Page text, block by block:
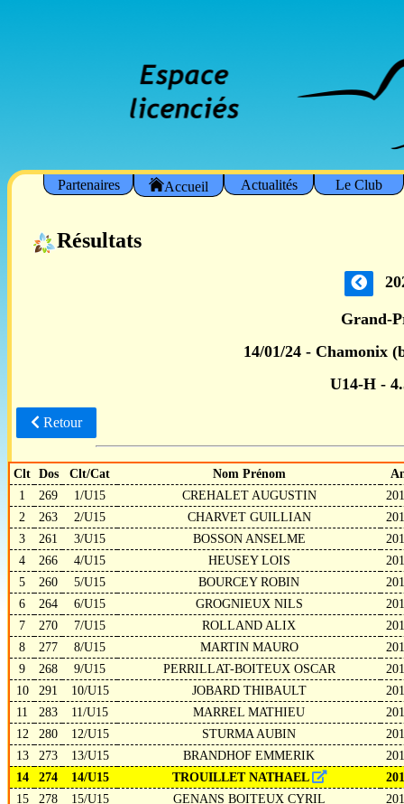
Partenaires Accueil Actualités Le Club
Résultats
Grand-
14/01/24 - Chamonix
U14-H -
Retour
Clt Dos Clt/Cat Nom Prénom
1
269 1/U15 CREHALET AUGUSTIN
2
263 2/U15 CHARVET GUILLIAN
3
261 3/U15 BOSSON ANSELME
4
266 4/U15 HEUSEY LOIS
5
260 5/U15 BOURCEY ROBIN
6
264 6/U15 GROGNIEUX NILS
7
270 7/U15 ROLLAND ALIX
8
277 8/U15 MARTIN MAURO
9
268 9/U15 PERRILLAT-BOITEUX OSCAR
10
291 10/U15 JOBARD THIBAULT
11
283 11/U15 MARREL MATHIEU
12
280 12/U15 STURMA AUBIN
13
273 13/U15 BRANDHOF EMMERIK
14
274 14/U15 TROUILLET NATHAEL
15
278 15/U15 GENANS BOITEUX CYRIL